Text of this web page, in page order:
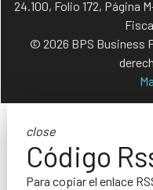
24.100, Folio 172, Página
© 2026 BPS Business
close
Código
Para copiar el enlace